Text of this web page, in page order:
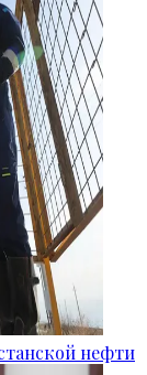
нефти